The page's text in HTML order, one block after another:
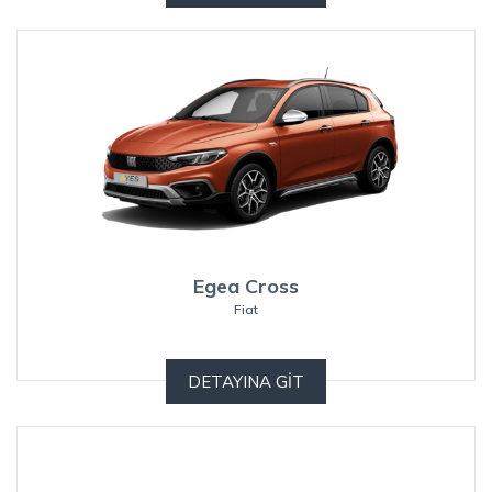
Egea Cross
Fiat
DETAYINA GİT